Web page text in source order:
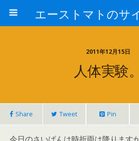
2011年12月15日
人体実験。
Share Tweet Pin